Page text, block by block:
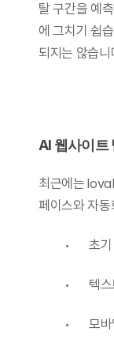
탈 구간을 예
에 그치기 쉽
되지는 않습니
AI 웹사이트
최근에는
페이스와 자
•
•
•